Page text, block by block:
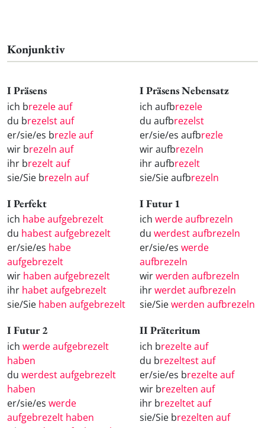
Konjunktiv
I Präsens
ich brezele auf
du brezelst auf
er/sie/es brezle auf
wir brezeln auf
ihr brezelt auf
sie/Sie brezeln auf
I Präsens Nebensatz
ich aufbrezele
du aufbrezelst
er/sie/es aufbrezle
wir aufbrezeln
ihr aufbrezelt
sie/Sie aufbrezeln
I Perfekt
ich habe aufgebrezelt
du habest aufgebrezelt
er/sie/es habe
aufgebrezelt
wir haben aufgebrezelt
ihr habet aufgebrezelt
sie/Sie haben aufgebrezelt
I Futur 1
ich werde aufbrezeln
du werdest aufbrezeln
er/sie/es werde
aufbrezeln
wirwerden aufbrezeln
ihrwerdet aufbrezeln
sie/Siewerden aufbrezeln
I Futur 2
ich werde aufgebrezelt
haben
du werdest aufgebrezelt
haben
er/sie/es werde
aufgebrezelt haben
II Präteritum
ich brezelte auf
du brezeltest auf
er/sie/es brezelte auf
wir brezelten auf
ihr brezeltet auf
sie/Sie brezelten auf